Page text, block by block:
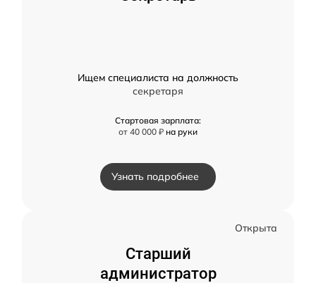
Ищем специалиста на должность
секретаря
Стартовая зарплата:
от 40 000 ₽ на руки
Узнать подробнее
Открыта
Старший
администратор